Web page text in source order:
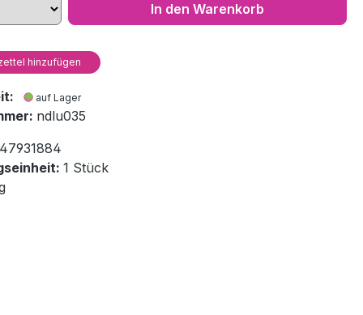
In den Warenkorb
hinzufügen
auf Lager
ndlu035
1 Stück